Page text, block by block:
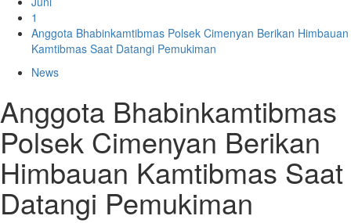
1
Anggota Bhabinkamtibmas Polsek Cimenyan Berikan Himbauan
Kamtibmas Saat Datangi Pemukiman
News
Anggota Bhabinkamtibmas
Polsek Cimenyan Berikan
Himbauan Kamtibmas Saat
Datangi Pemukiman